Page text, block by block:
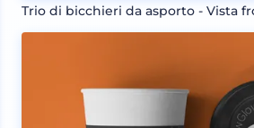
Trio di bicchieri da asporto - Vista